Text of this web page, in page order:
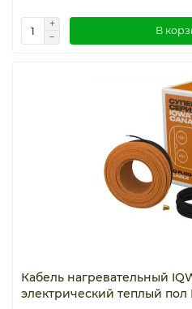
В
Кабель нагревательный
электрический теплый пол